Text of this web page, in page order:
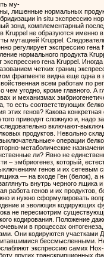
му-
лишенные нормальных
in situ экспрессию
зонд, комплементарный
Kruppel не образуются именно
мутацией Kruppel.
регулирует экспрессию
нормального продукта
экспрессию гена Kruppel.
четких границ
фрагменте видна еще одна в
всем работам по
чем угодно, кроме главного. А
и механизмах
то есть соответствующих
этих генов? Какова
приводят сложную и, надо
включают-
продуктов. Невольно
операции
метаболические
ли? Явно не
– эмбриогенез, который,
генов и их сетевым
ящика — на входе Ген (белок), а
внутрь черного ящика
работа генов и их продуктов,
и нужно сформулировать
и эволюция кодирующих
не пересмотрим
кодирования. Положение
в процессах
Они кодируются
бессмысленными.
экспрессию самих
других транскрипционных